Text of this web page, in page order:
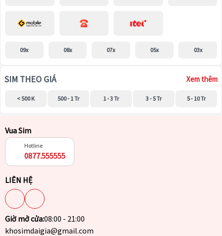
09x 08x 07x 05x 03x
SIM THEO GIÁ Xem thêm
< 500 K 500 - 1 Tr 1 - 3 Tr 3 - 5 Tr 5 - 10 Tr
Vua Sim
Hotline
0877.555555
LIÊN HỆ
Giờ mở cửa:08:00 - 21:00
khosimdaigia@gmail.com